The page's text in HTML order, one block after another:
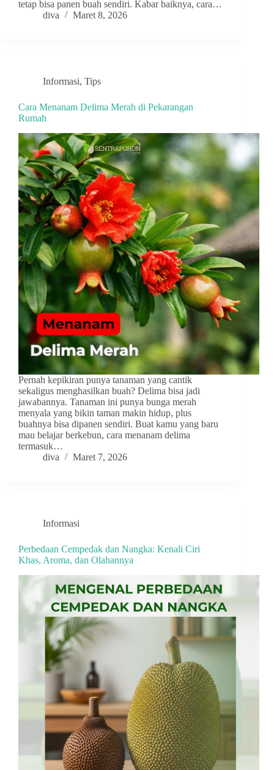
tetap bisa panen buah sendiri. Kabar baiknya, cara…
diva
Maret 8, 2026
Informasi, Tips
Cara Menanam Delima Merah di Pekarangan
Rumah
Pernah kepikiran punya tanaman yang cantik
sekaligus menghasilkan buah? Delima bisa jadi
jawabannya. Tanaman ini punya bunga merah
menyala yang bikin taman makin hidup, plus
buahnya bisa dipanen sendiri. Buat kamu yang baru
mau belajar berkebun, cara menanam delima
termasuk…
diva
Maret 7, 2026
Informasi
Perbedaan Cempedak dan Nangka: Kenali Ciri
Khas, Aroma, dan Olahannya